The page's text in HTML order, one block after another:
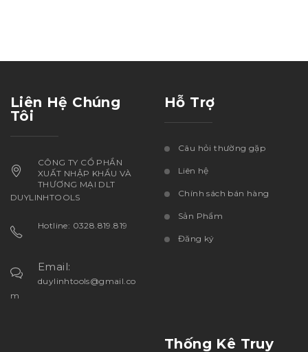
Liên Hệ Chúng
Tôi
CÔNG TY CỔ PHẦN
XUẤT NHẬP KHẨU VÀ
THƯƠNG MẠI DLT
DUYLINHTOOLS
Hotline: 0328.819.819
Email:
duylinhtools@gmail.co
m
Hỗ Trợ
Câu hỏi thường gặp
Liên hệ
Chính sách bán hàng
Sản Phẩm
Đăng ký
Thống Kê Truy